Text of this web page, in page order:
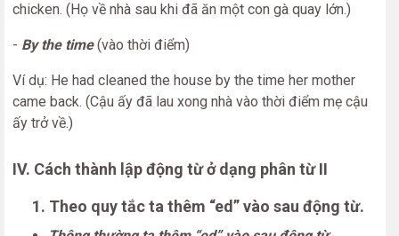
chicken. (Họ về nhà sau khi đã ăn một con gà quay lớn.)
- By the time(vào thời điểm)
Ví dụ: He had cleaned the house by the time her mother
came back. (Cậu ấy đã lau xong nhà vào thời điểm mẹ cậu
ấy trở về.)
IV. Cách thành lập động từ ở dạng phân từ II
1. Theo quy tắc ta thêm “ed” vào sau động từ.